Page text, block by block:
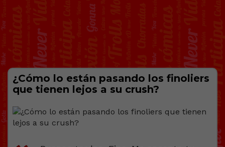
¿Cómo lo están pasando los finoliers
que tienen lejos a su crush?